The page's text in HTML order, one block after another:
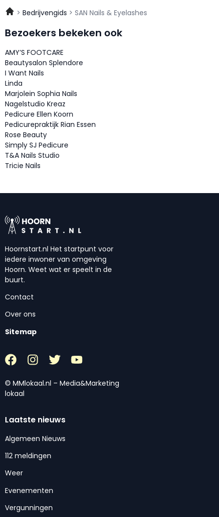
Bedrijvengids SAN Nails & Eyelashes
Bezoekers bekeken ook
AMY’S FOOTCARE
Beautysalon Splendore
I Want Nails
Linda
Marjolein Sophia Nails
Nagelstudio Kreaz
Pedicure Ellen Koorn
Pedicurepraktijk Rian Essen
Rose Beauty
Simply SJ Pedicure
T&A Nails Studio
Tricie Nails
Hoornstart.nl Het startpunt voor
iedere inwoner van omgeving
Hoorn. Weet wat er speelt in de
buurt.
Contact
Over ons
Sitemap
© MMlokaal.nl – Media&Marketing
lokaal
Laatste nieuws
Algemeen Nieuws
112 meldingen
Weer
Evenementen
Vergunningen